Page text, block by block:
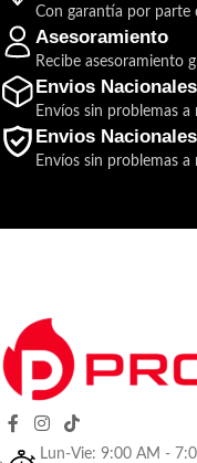
Con garantía por parte
Asesoramiento
Recibe asesoramiento
Envios Nacionales
Envíos sin problemas a
Envios Nacionales
Envíos sin problemas a
Lun-Vie: 9:00 AM -